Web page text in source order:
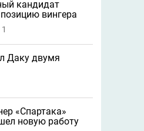
кандидат
вингера
1
Даку двумя
«Спартака»
новую работу